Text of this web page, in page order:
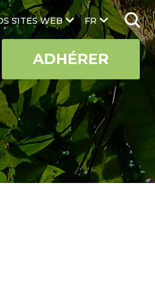
FR
SITES WEB
ADHÉRER